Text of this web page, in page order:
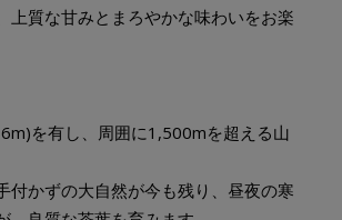
上質な甘みとまろやかな味わいをお楽
を有し、周囲に1,500mを超える山
付かずの大自然が今も残り、昼夜の寒